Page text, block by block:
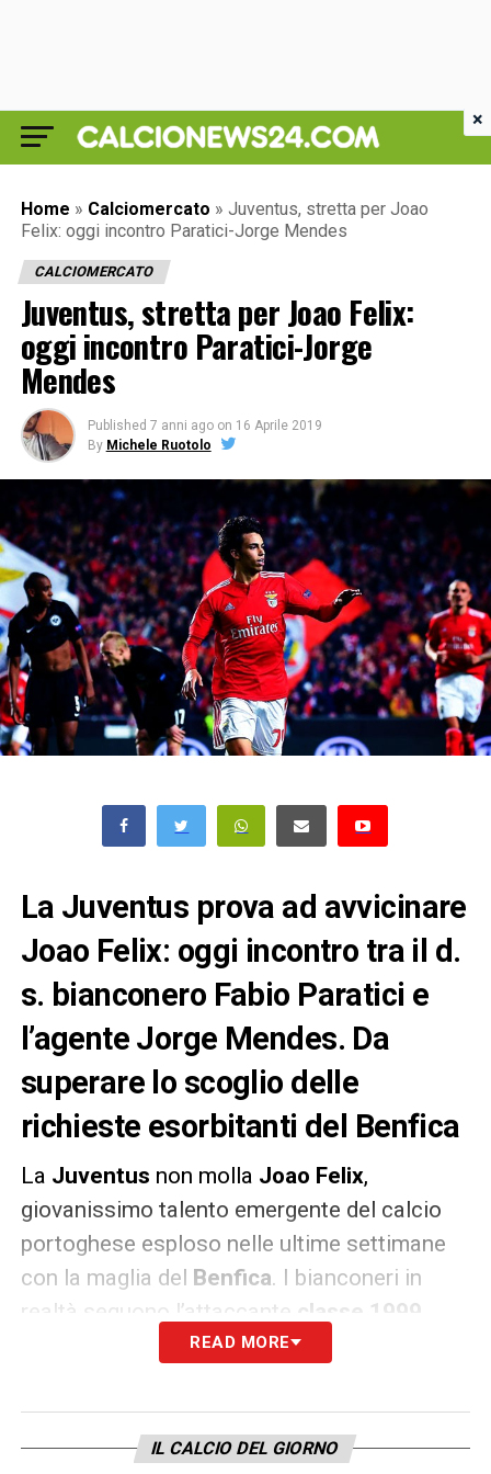
Home » Calciomercato » Juventus, stretta per Joao
Felix: oggi incontro Paratici-Jorge Mendes
CALCIOMERCATO
Juventus, stretta per Joao Felix:
oggi incontro Paratici-Jorge
Mendes
Published 7 anni ago on 16 Aprile 2019
By Michele Ruotolo
La Juventus prova ad avvicinare
Joao Felix: oggi incontro tra il d.
s. bianconero Fabio Paratici e
l’agente Jorge Mendes. Da
superare lo scoglio delle
richieste esorbitanti del Benfica
La Juventus non molla Joao Felix,
giovanissimo talento emergente del calcio
portoghese esploso nelle ultime settimane
con la maglia del
Benfica. I bianconeri in
realtà seguono l’attaccante
classe 1999
ormai già da un po’ di mesi ed oggi,
Mendesper assistere a Juventus-Ajax,
Fabio Paraticipotrebbe provare a stringere
READ MORE
IL CALCIO DEL GIORNO
×